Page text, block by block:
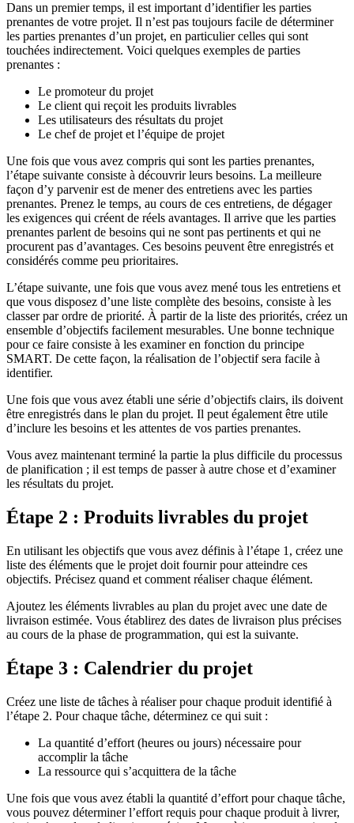
Dans un premier temps, il est important d’identifier les parties
prenantes de votre projet. Il n’est pas toujours facile de déterminer
les parties prenantes d’un projet, en particulier celles qui sont
touchées indirectement. Voici quelques exemples de parties
prenantes :
Le promoteur du projet
Le client qui reçoit les produits livrables
Les utilisateurs des résultats du projet
Le chef de projet et l’équipe de projet
Une fois que vous avez compris qui sont les parties prenantes,
l’étape suivante consiste à découvrir leurs besoins. La meilleure
façon d’y parvenir est de mener des entretiens avec les parties
prenantes. Prenez le temps, au cours de ces entretiens, de dégager
les exigences qui créent de réels avantages. Il arrive que les parties
prenantes parlent de besoins qui ne sont pas pertinents et qui ne
procurent pas d’avantages. Ces besoins peuvent être enregistrés et
considérés comme peu prioritaires.
L’étape suivante, une fois que vous avez mené tous les entretiens et
que vous disposez d’une liste complète des besoins, consiste à les
classer par ordre de priorité. À partir de la liste des priorités, créez un
ensemble d’objectifs facilement mesurables. Une bonne technique
pour ce faire consiste à les examiner en fonction du principe
SMART. De cette façon, la réalisation de l’objectif sera facile à
identifier.
Une fois que vous avez établi une série d’objectifs clairs, ils doivent
être enregistrés dans le plan du projet. Il peut également être utile
d’inclure les besoins et les attentes de vos parties prenantes.
Vous avez maintenant terminé la partie la plus difficile du processus
de planification ; il est temps de passer à autre chose et d’examiner
les résultats du projet.
Étape 2 : Produits livrables du projet
En utilisant les objectifs que vous avez définis à l’étape 1, créez une
liste des éléments que le projet doit fournir pour atteindre ces
objectifs. Précisez quand et comment réaliser chaque élément.
Ajoutez les éléments livrables au plan du projet avec une date de
livraison estimée. Vous établirez des dates de livraison plus précises
au cours de la phase de programmation, qui est la suivante.
Étape 3 : Calendrier du projet
Créez une liste de tâches à réaliser pour chaque produit identifié à
l’étape 2. Pour chaque tâche, déterminez ce qui suit :
La quantité d’effort (heures ou jours) nécessaire pour
accomplir la tâche
La ressource qui s’acquittera de la tâche
Une fois que vous avez établi la quantité d’effort pour chaque tâche,
vous pouvez déterminer l’effort requis pour chaque produit à livrer,